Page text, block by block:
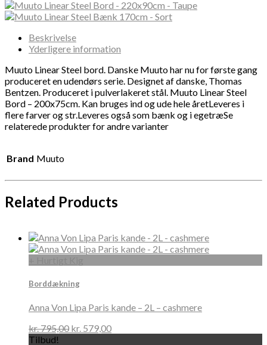
Beskrivelse
Yderligere information
Muuto Linear Steel bord. Danske Muuto har nu for første gang
produceret en udendørs serie. Designet af danske, Thomas
Bentzen. Produceret i pulverlakeret stål. Muuto Linear Steel
Bord – 200x75cm. Kan bruges ind og ude hele åretLeveres i
flere farver og str.Leveres også som bænk og i egetræSe
relaterede produkter for andre varianter
Brand Muuto
Related Products
Borddækning
Anna Von Lipa Paris kande – 2L – cashmere
kr.795,00 kr. 579,00
Tilbud!